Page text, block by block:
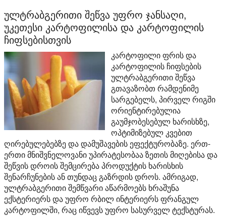
ულტრაბგერითი შეწვა უფრო ჯანსაღი,
უკეთესი კარტოფილისა და კარტოფილის
ჩიფსებისთვის
კარტოფილი ფრის და
კარტოფილის ჩიფსების
ულტრაბგერითი შეწვა
გთავაზობთ რამდენიმე
სარგებელს, პირველ რიგში
ორიენტირებულია
გაუმჯობესებულ ხარისხზე,
ოპტიმიზებულ კვებით
ღირებულებებზე და დამუშავების ეფექტურობაზე. ერთ-
ერთი მნიშვნელოვანი უპირატესობაა ზეთის მიღებისა და
შეწვის დროის შემცირება პროდუქტის ხარისხის
შენარჩუნების ან თუნდაც გაზრდის დროს. ამრიგად,
ულტრაბგერითი შემწვარი აწარმოებს ხრაშუნა
ექსტერიერს და უფრო რბილ ინტერიერს ფრანგულ
კარტოფილში, რაც იწვევს უფრო სასურველ ტექსტურას.